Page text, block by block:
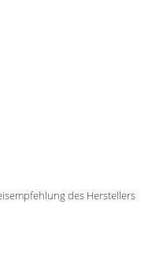
des Herstellers